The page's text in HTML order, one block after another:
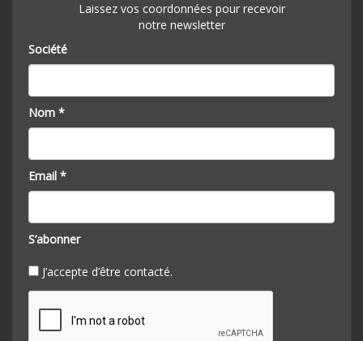
Laissez vos coordonnées pour recevoir
notre newsletter
Société
Nom *
Email *
S’abonner
J’accepte d’être contacté.